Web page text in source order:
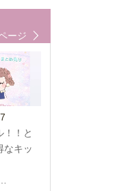
ージ
！！と
なキッ